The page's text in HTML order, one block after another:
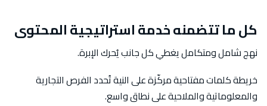
كل ما تتضمنه خدمة استراتيجية المحتوى
نهج شامل ومتكامل يغطي كل جانب يُحرك الإبرة.
خريطة كلمات مفتاحية مركّزة على النية تُحدد الفرص التجارية
والمعلوماتية والملاحية على نطاق واسع.